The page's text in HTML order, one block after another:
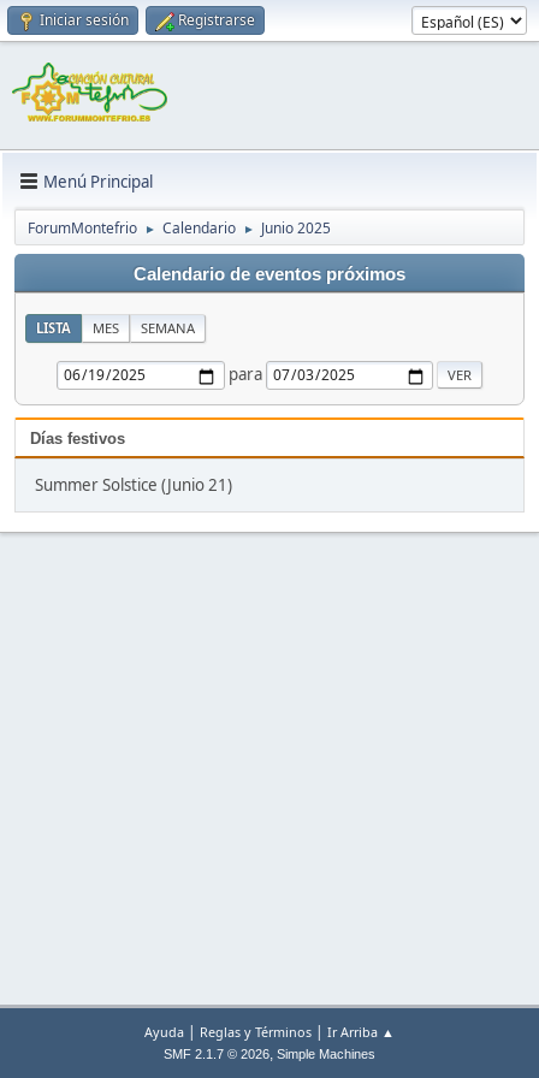
Iniciar sesión Registrarse
Menú Principal
ForumMontefrio ► Calendario ► Junio 2025
Calendario de eventos próximos
LISTA MES SEMANA
para
Días festivos
Summer Solstice (Junio 21)
Ayuda | Reglas y Términos | Ir Arriba ▲
SMF 2.1.7 © 2026, Simple Machines